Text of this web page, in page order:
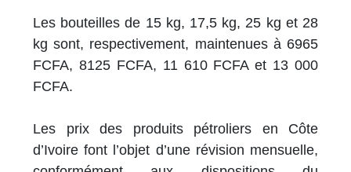
Les bouteilles de 15 kg, 17,5 kg, 25 kg et 28
kg sont, respectivement, maintenues à 6965
FCFA, 8125 FCFA, 11 610 FCFA et 13 000
FCFA.
Les prix des produits pétroliers en Côte
d’Ivoire font l’objet d’une révision mensuelle,